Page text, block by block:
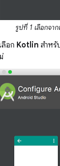
รูปที่ 1 เลือกจา
ลือก Kotlin สำหรั